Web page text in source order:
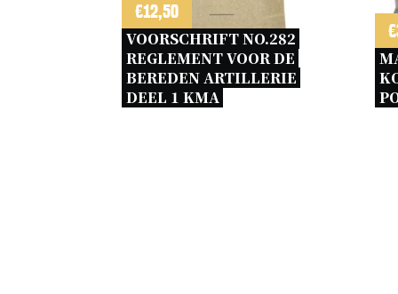
€12,50
VOORSCHRIFT NO.282
REGLEMENT VOOR DE
BEREDEN ARTILLERIE
DEEL 1 KMA
€